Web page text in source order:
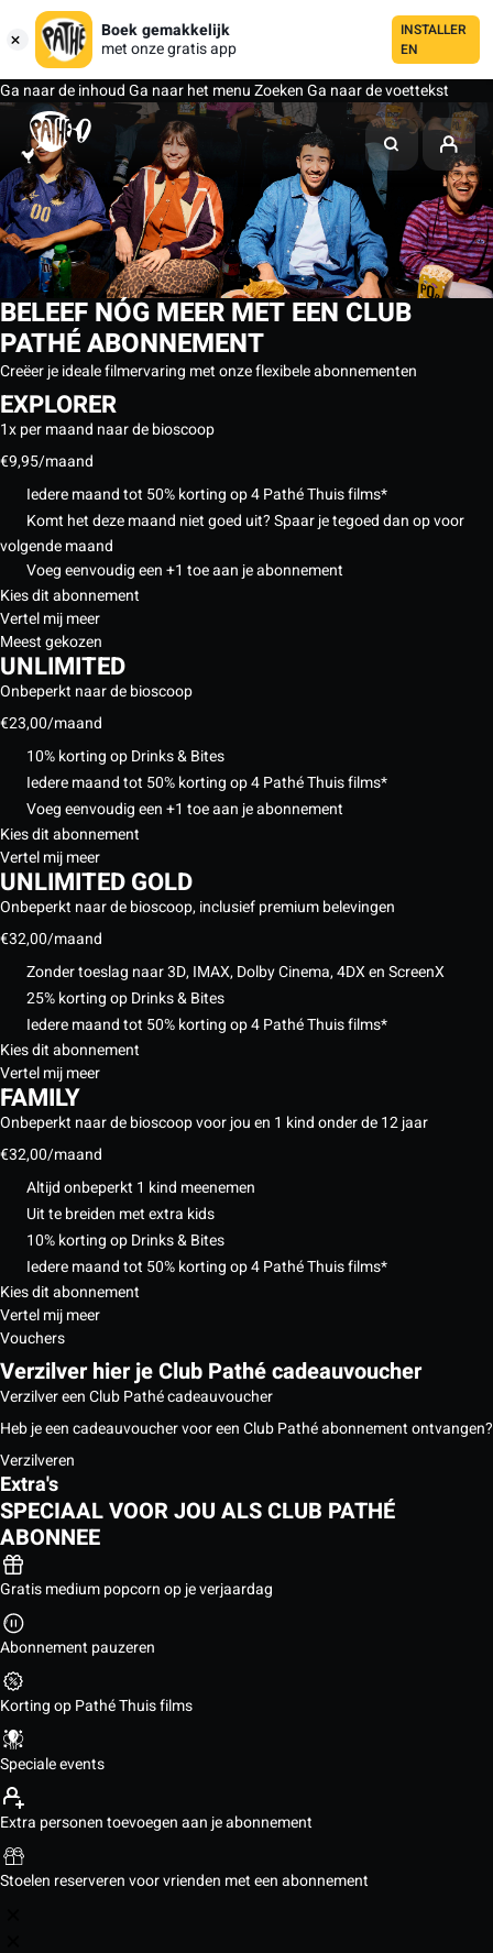
Boek gemakkelijk
met onze gratis app
INSTALLER
EN
Ga naar de inhoudGa naar het menuZoekenGa naar de voettekst
BELEEF NÓG MEER MET EEN CLUB
PATHÉ ABONNEMENT
Creëer je ideale filmervaring met onze flexibele abonnementen
EXPLORER
1x per maand naar de bioscoop
€9,95/maand
Iedere maand tot 50% korting op 4 Pathé Thuis films*
Komt het deze maand niet goed uit? Spaar je tegoed dan op voor
volgende maand
Voeg eenvoudig een +1 toe aan je abonnement
Kies dit abonnement
Vertel mij meer
Meest gekozen
UNLIMITED
Onbeperkt naar de bioscoop
€23,00/maand
10% korting op Drinks & Bites
Iedere maand tot 50% korting op 4 Pathé Thuis films*
Voeg eenvoudig een +1 toe aan je abonnement
Kies dit abonnement
Vertel mij meer
UNLIMITED GOLD
Onbeperkt naar de bioscoop, inclusief premium belevingen
€32,00/maand
Zonder toeslag naar 3D, IMAX, Dolby Cinema, 4DX en ScreenX
25% korting op Drinks & Bites
Iedere maand tot 50% korting op 4 Pathé Thuis films*
Kies dit abonnement
Vertel mij meer
FAMILY
Onbeperkt naar de bioscoop voor jou en 1 kind onder de 12 jaar
€32,00/maand
Altijd onbeperkt 1 kind meenemen
Uit te breiden met extra kids
10% korting op Drinks & Bites
Iedere maand tot 50% korting op 4 Pathé Thuis films*
Kies dit abonnement
Vertel mij meer
Vouchers
Verzilver hier je Club Pathé cadeauvoucher
Verzilver een Club Pathé cadeauvoucher
Heb je een cadeauvoucher voor een Club Pathé abonnement ontvangen?
Verzilveren
Extra's
SPECIAAL VOOR JOU ALS CLUB PATHÉ
ABONNEE
Gratis medium popcorn op je verjaardag
Abonnement pauzeren
Korting op Pathé Thuis films
Speciale events
Extra personen toevoegen aan je abonnement
Stoelen reserveren voor vrienden met een abonnement